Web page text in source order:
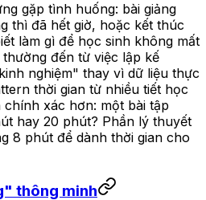
gặp tình huống: bài giảng
thì đã hết giờ, hoặc kết thúc
làm gì để học sinh không mất
đến từ việc lập kế
nghiệm" thay vì dữ liệu thực
thời gian từ nhiều tiết học
xác hơn: một bài tập
hay 20 phút? Phần lý thuyết
8 phút để dành thời gian cho
thông minh